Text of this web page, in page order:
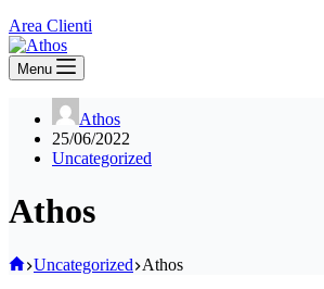
Area Clienti
Menu
Athos
25/06/2022
Uncategorized
Athos
Home
Uncategorized Athos